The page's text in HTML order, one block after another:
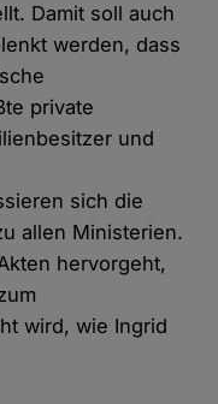
Damit soll auch
werden, dass
private
und
sich die
allen Ministerien.
hervorgeht,
wird, wie Ingrid